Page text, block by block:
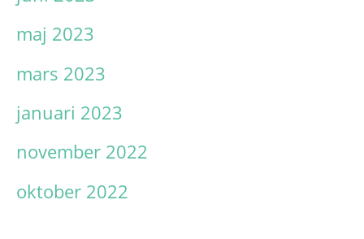
maj 2023
mars 2023
januari 2023
november 2022
oktober 2022